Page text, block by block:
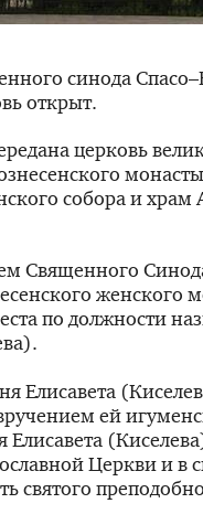
синода
открыт.
церковь
собора и храм
Священного
женского
по должности
Елисавета
ей
Елисавета
Церкви и в
святого